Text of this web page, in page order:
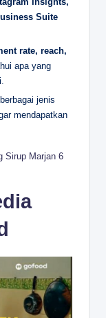
Suite
rate, reach,
apa yang
jenis
mendapatkan
Sirup Marjan 6